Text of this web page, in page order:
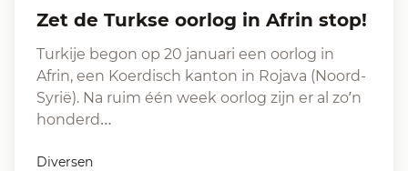
Zet de Turkse oorlog in Afrin stop!
Turkije begon op 20 januari een oorlog in
Afrin, een Koerdisch kanton in Rojava (Noord-
Syrië). Na ruim één week oorlog zijn er al zo’n
honderd…
Diversen